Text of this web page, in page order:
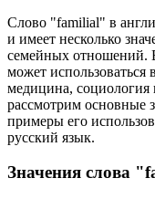
Слово "familial" в
и имеет несколько
семейных отношений.
может использоваться
медицина, социология
рассмотрим основные
примеры его
русский язык.
Значения слова